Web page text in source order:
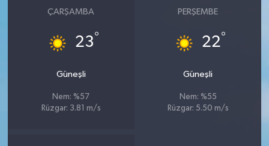
ÇARŞAMBA
23°
Güneşli
Nem: %57
Rüzgar: 3.81 m/s
PERŞEMBE
22°
Güneşli
Nem: %55
Rüzgar: 5.50 m/s
HEDEF2020
OTOMOBİL
MİZAH
TARİH